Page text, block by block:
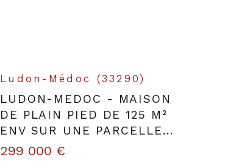
Ludon-Médoc (33290)
LUDON-MEDOC - MAISON
DE PLAIN PIED DE 125 M²
ENV SUR UNE PARCELLE...
299 000 €